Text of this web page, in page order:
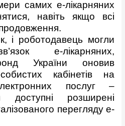
самих е-лікарняних
навіть якщо всі
і роботодавець могли
е-лікарняних,
України оновив
кабінетів на
послуг –
доступні розширені
перегляду е-